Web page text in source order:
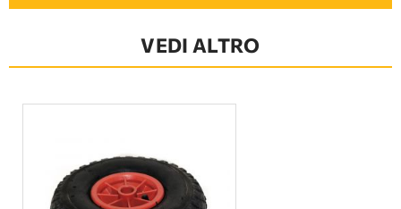
VEDI ALTRO